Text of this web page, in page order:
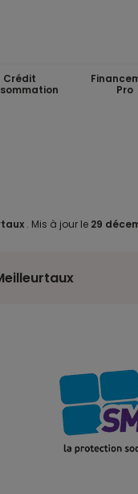
Crédit
Pro
. Mis à jour le 29